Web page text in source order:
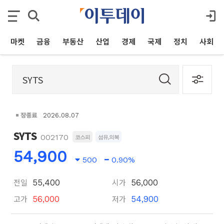
마켓 금융 부동산 산업 경제 국제 정치 사회
장종료 2026.08.07
SYTS 002170 코스피 섬유,의복
54,900 500 0.90%
전일 55,400
고가 56,000
시가 56,000
저가 54,900